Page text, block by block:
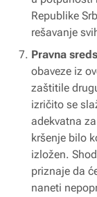
Republike
rešavanje
Pravna
obaveze iz
zaštitile
izričito se
adekvatna
kršenje bilo
izložen.
priznaje da
naneti